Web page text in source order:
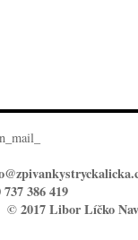
737 386 419
© 2017 Libor Líčko